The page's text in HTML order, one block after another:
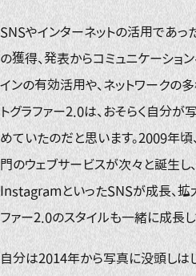
SNSやインターネットの活用であっ
の獲得、発表からコミュニケーショ
インの有効活用や、ネットワークの
トグラファー2.0は、おそらく自分
めていたのだと思います。2009年
門のウェブサービスが次々と誕生
InstagramといったSNSが成長、拡
ファー2.0のスタイルも一緒に成長し
自分は2014年から写真に没頭しは